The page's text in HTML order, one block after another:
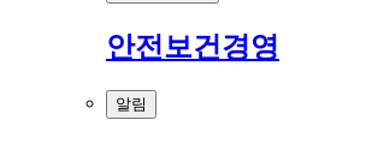
안전보건경영
알림